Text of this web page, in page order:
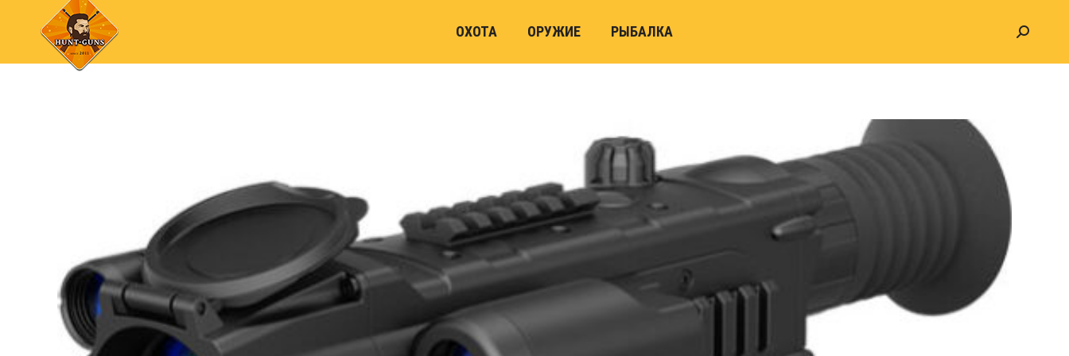
ОХОТА ОРУЖИЕ РЫБАЛКА Search: